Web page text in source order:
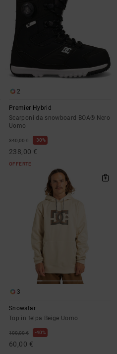
2
Premier Hybrid
Scarponi da snowboard BOA® Nero
Uomo
340,00 € 30%
238,00 €
OFFERTE
3
Snowstar
Top in felpa Beige Uomo
100,00 € 40%
60,00 €